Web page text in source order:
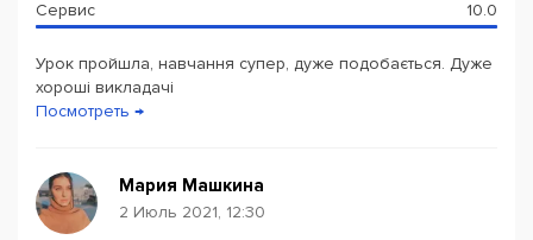
Учебные
Общий английский по уровням;
Английский детям, подросткам и взрослым;
Курс выходного дня;
Деловой английский;
Сервис 10.0
Урок пройшла, навчання супер, дуже подобається. Дуже
хороші викладачі
Посмотреть →
Мария Машкина
2 Июль 2021, 12:30